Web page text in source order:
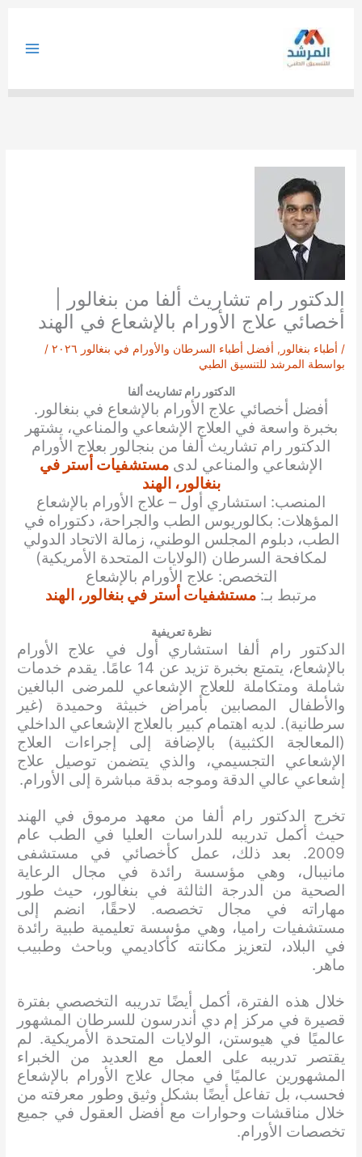
الدكتور رام تشاريث ألفا من بنغالور |
أخصائي علاج الأورام بالإشعاع في الهند
/ أطباء بنغالور , أفضل أطباء السرطان والأورام في بنغالور ٢٠٢٦
/
بواسطة المرشد للتنسيق الطبي
الدكتور رام تشاريث ألفا
أفضل أخصائي علاج الأورام بالإشعاع في بنغالور.
بخبرة واسعة في العلاج الإشعاعي والمناعي، يشتهر
الدكتور رام تشاريث ألفا من بنجالور بعلاج الأورام
الإشعاعي والمناعي لدى مستشفيات أستر في
بنغالور، الهند
المنصب: استشاري أول – علاج الأورام بالإشعاع
المؤهلات: بكالوريوس الطب والجراحة، دكتوراه في
الطب، دبلوم المجلس الوطني، زمالة الاتحاد الدولي
لمكافحة السرطان (الولايات المتحدة الأمريكية)
التخصص: علاج الأورام بالإشعاع
مرتبط بـ: مستشفيات أستر في بنغالور، الهند
نظرة تعريفية
الدكتور رام ألفا استشاري أول في علاج الأورام
بالإشعاع، يتمتع بخبرة تزيد عن 14 عامًا. يقدم خدمات
شاملة ومتكاملة للعلاج الإشعاعي للمرضى البالغين
والأطفال المصابين بأمراض خبيثة وحميدة (غير
سرطانية). لديه اهتمام كبير بالعلاج الإشعاعي الداخلي
(المعالجة الكثبية) بالإضافة إلى إجراءات العلاج
الإشعاعي التجسيمي، والذي يتضمن توصيل علاج
إشعاعي عالي الدقة وموجه بدقة مباشرة إلى الأورام.
تخرج الدكتور رام ألفا من معهد مرموق في الهند
حيث أكمل تدريبه للدراسات العليا في الطب عام
2009. بعد ذلك، عمل كأخصائي في مستشفى
مانيبال، وهي مؤسسة رائدة في مجال الرعاية
الصحية من الدرجة الثالثة في بنغالور، حيث طور
مهاراته في مجال تخصصه. لاحقًا، انضم إلى
مستشفيات راميا، وهي مؤسسة تعليمية طبية رائدة
في البلاد، لتعزيز مكانته كأكاديمي وباحث وطبيب
ماهر.
خلال هذه الفترة، أكمل أيضًا تدريبه التخصصي بفترة
قصيرة في مركز إم دي أندرسون للسرطان المشهور
عالميًا في هيوستن، الولايات المتحدة الأمريكية. لم
يقتصر تدريبه على العمل مع العديد من الخبراء
المشهورين عالميًا في مجال علاج الأورام بالإشعاع
فحسب، بل تفاعل أيضًا بشكل وثيق وطور معرفته من
خلال مناقشات وحوارات مع أفضل العقول في جميع
تخصصات الأورام.